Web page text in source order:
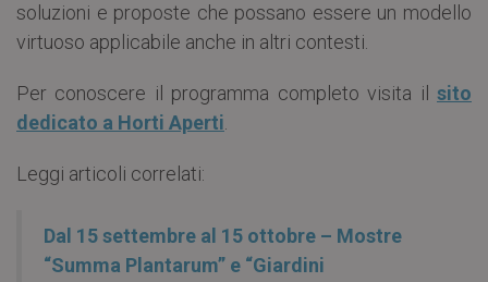
soluzioni e proposte che possano essere un modello
virtuoso applicabile anche in altri contesti.
Per conoscere il programma completo visita il sito
dedicato a Horti Aperti
Leggi articoli correlati:
Dal 15 settembre al 15 ottobre – Mostre
“Summa Plantarum” e “Giardini